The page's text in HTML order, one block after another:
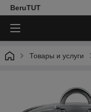
BeruTUT
Товары и услуги